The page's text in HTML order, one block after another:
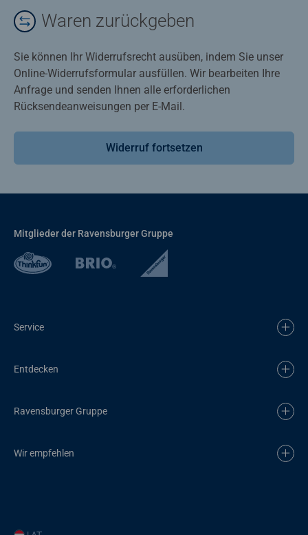
Waren zurückgeben
Sie können Ihr Widerrufsrecht ausüben, indem Sie unser
Online-Widerrufsformular ausfüllen. Wir bearbeiten Ihre
Anfrage und senden Ihnen alle erforderlichen
Rücksendeanweisungen per E-Mail.
Widerruf fortsetzen
Mitglieder der Ravensburger Gruppe
Service
Entdecken
Ravensburger Gruppe
Wir empfehlen